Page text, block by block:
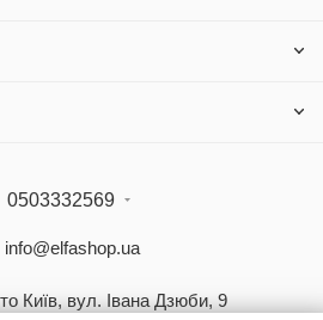
0503332569
info@elfashop.ua
Київ, вул. Івана Дзюби, 9